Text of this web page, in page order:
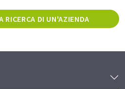
RICERCA DI UN'AZIENDA